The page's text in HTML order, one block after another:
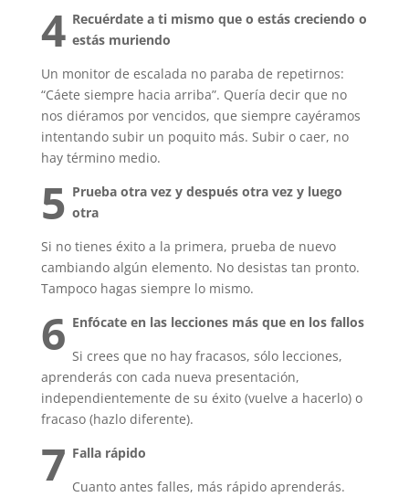
4 Recuérdate a ti mismo que o estás creciendo o
estás muriendo
Un monitor de escalada no paraba de repetirnos:
“Cáete siempre hacia arriba”. Quería decir que no
nos diéramos por vencidos, que siempre cayéramos
intentando subir un poquito más. Subir o caer, no
hay término medio.
5 Prueba otra vez y después otra vez y luego
otra
Si no tienes éxito a la primera, prueba de nuevo
cambiando algún elemento. No desistas tan pronto.
Tampoco hagas siempre lo mismo.
6 Enfócate en las lecciones más que en los fallos
Si crees que no hay fracasos, sólo lecciones,
aprenderás con cada nueva presentación,
independientemente de su éxito (vuelve a hacerlo) o
fracaso (hazlo diferente).
7 Falla rápido
Cuanto antes falles, más rápido aprenderás.